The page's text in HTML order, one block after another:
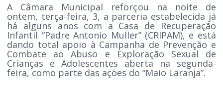
A Câmara Municipal reforçou na noite de
ontem, terça-feira, 3, a parceria estabelecida já
há alguns anos com a Casa de Recuperação
Infantil “Padre Antonio Muller” (CRIPAM), e está
dando total apoio à Campanha de Prevenção e
Combate ao Abuso e Exploração Sexual de
Crianças e Adolescentes aberta na segunda-
feira, como parte das ações do “Maio Laranja”.